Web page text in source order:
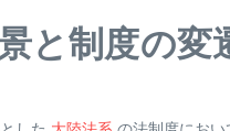
と制度の変